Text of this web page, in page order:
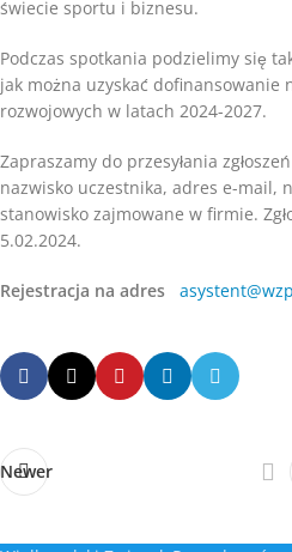
świecie sportu i biznesu.
Podczas spotkania podzielimy się
jak można uzyskać dofinansowanie
rozwojowych w latach 2024-2027.
Zapraszamy do przesyłania
nazwisko uczestnika, adres e-mail,
stanowisko zajmowane w firmie.
5.02.2024.
Rejestracja na adres
Newer